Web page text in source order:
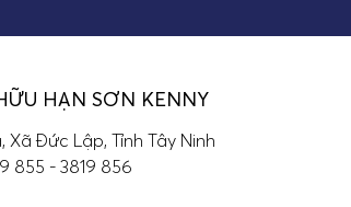
HẠN SƠN KENNY
Xã Đức Lập, Tỉnh Tây Ninh
855 - 3819 856